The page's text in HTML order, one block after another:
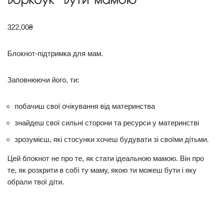
322.00₴
Блокнот-підтримка для мам.
Заповнюючи його, ти:
побачиш свої очікування від материнства
знайдеш свої сильні сторони та ресурси у материнстві
зрозумієш, які стосунки хочеш будувати зі своїми дітьми.
Цей блокнот не про те, як стати ідеальною мамою. Він про
те, як розкрити в собі ту маму, якою ти можеш бути і яку
обрали твої діти.